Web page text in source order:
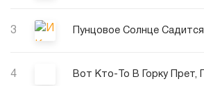
3 Пунцовое Солнце Садится
4